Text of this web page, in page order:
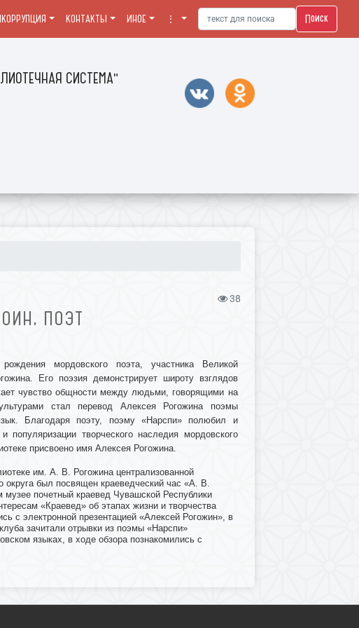
СИСТЕМА"
КОНТАКТЫ ИНОЕ ⋮ Поиск
38
ПОЭТ
мордовского поэта, участника Великой
Его поэзия демонстрирует широту взглядов
чувство общности между людьми, говорящими на
стал перевод Алексея Рогожина поэмы
Благодаря поэту, поэму «Нарспи» полюбил и
творческого наследия мордовского
присвоено имя Алексея Рогожина.
им. А. В. Рогожина централизованной
округа был посвящен краеведческий час «А. В.
почетный краевед Чувашской Республики
«Краевед» об этапах жизни и творчества
с электронной презентацией «Алексей Рогожин», в
зачитали отрывки из поэмы «Нарспи»
языках, в ходе обзора познакомились с